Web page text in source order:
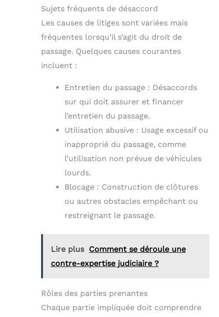
Sujets fréquents de désaccord
Les causes de litiges sont variées mais
fréquentes lorsqu’il s’agit du droit de
passage. Quelques causes courantes
incluent :
Entretien du passage : Désaccords
sur qui doit assurer et financer
l’entretien du passage.
Utilisation abusive : Usage excessif ou
inapproprié du passage, comme
l’utilisation non prévue de véhicules
lourds.
Blocage : Construction de clôtures
ou autres obstacles empêchant ou
restreignant le passage.
Lire plus Comment se déroule une
contre-expertise judiciaire ?
Rôles des parties prenantes
Chaque partie impliquée doit comprendre